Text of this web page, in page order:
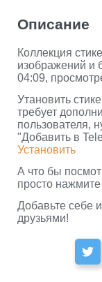
Описание
Коллекция
изображений и
04:09,
Утановить
требует
пользователя,
"Добавить в
Установить
А что бы
просто
Добавьте себе
друзьями!